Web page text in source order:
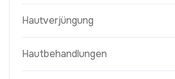
Hautverjüngung
Hautbehandlungen